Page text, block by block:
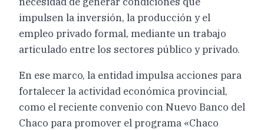
impulsen la inversión, la producción y el
empleo privado formal, mediante un trabajo
articulado entre los sectores público y privado.
En ese marco, la entidad impulsa acciones para
fortalecer la actividad económica provincial,
como el reciente convenio con Nuevo Banco del
Chaco para promover el programa «Chaco